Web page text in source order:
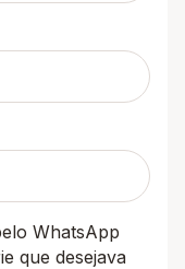
WhatsApp
que desejava